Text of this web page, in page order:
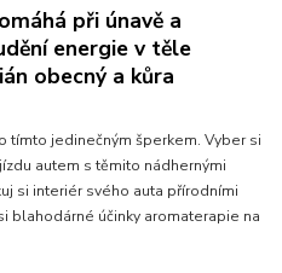
při únavě a
energie v těle
obecný a kůra
tímto jedinečným šperkem. Vyber si
autem s těmito nádhernými
si interiér svého auta přírodními
blahodárné účinky aromaterapie na